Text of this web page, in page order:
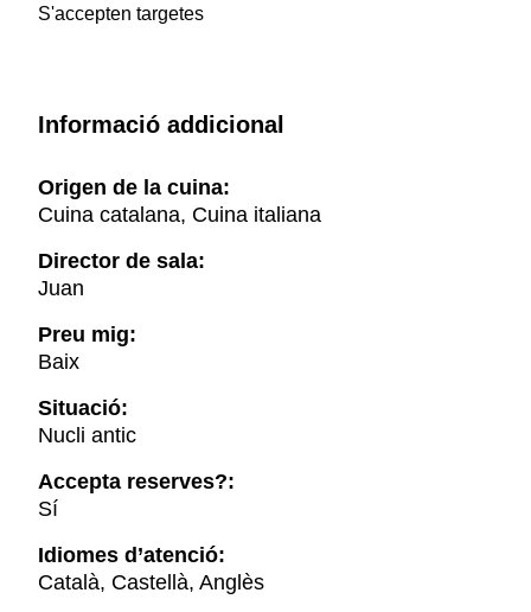
S'accepten targetes
Informació addicional
Origen de la cuina:
Cuina catalana, Cuina italiana
Director de sala:
Juan
Preu mig:
Baix
Situació:
Nucli antic
Accepta reserves?:
Sí
Idiomes d’atenció:
Català, Castellà, Anglès